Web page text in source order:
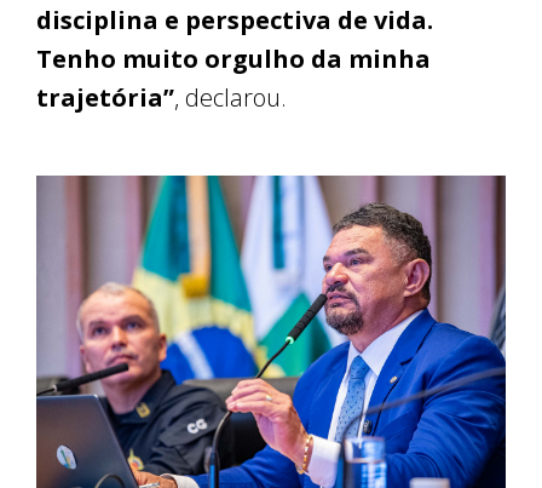
disciplina e perspectiva de vida.
Tenho muito orgulho da minha
trajetória”, declarou.